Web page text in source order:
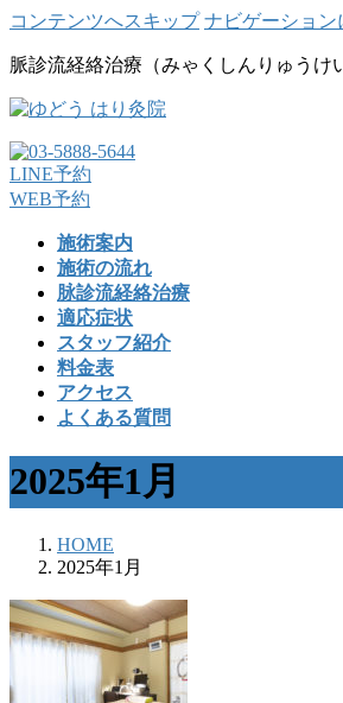
コンテンツへスキップ ナビゲーション
脈診流経絡治療（みゃくしんりゅうけ
LINE予約
WEB予約
施術案内
施術の流れ
脉診流経絡治療
適応症状
スタッフ紹介
料金表
アクセス
よくある質問
2025年1月
HOME
2025年1月